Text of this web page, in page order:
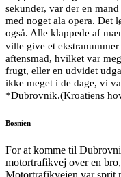
sekunder, var der en
med noget ala opera. Det
også. Alle klappede af
ville give et ekstranummer
aftensmad, hvilket var
frugt, eller en udvidet
ikke meget i de dage, vi
*Dubrovnik.(Kroatiens
Bosnien
For at komme til
motortrafikvej over en
Motortrafikvejen var sprit